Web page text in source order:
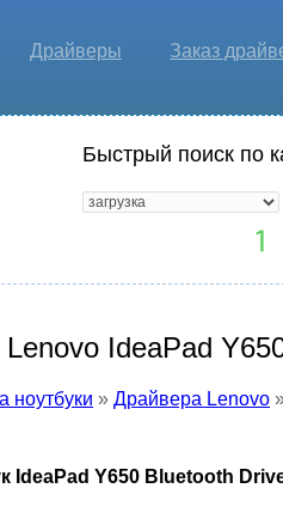
Драйверы Заказ
Быстрый поиск по
IdeaPad
ноутбуки » Драйвера Lenovo
IdeaPad Y650 Bluetooth